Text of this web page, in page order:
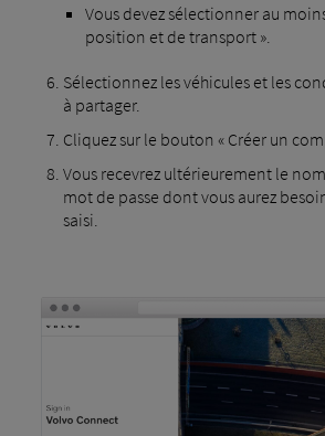
Vous devez sélectionner au
position et de transport ».
Sélectionnez les véhicules et les
à partager.
Cliquez sur le bouton « Créer un
Vous recevrez ultérieurement le
mot de passe dont vous aurez
saisi.